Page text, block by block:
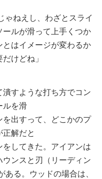
ゃねえし、わざとスライ
ルが滑って上手くつか
はイメージが変わるか
けどね」
すような打ち方でコン
ルを滑
出すって、どこかのプ
解だと
してきた。アイアンは
ンスと刃（リーディン
る。ウッドの場合は、